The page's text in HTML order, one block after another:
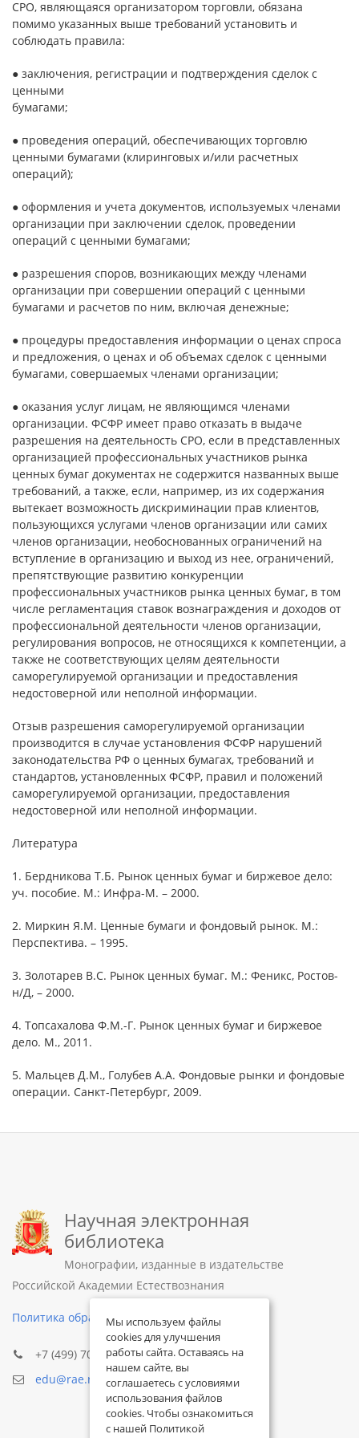
СРО, являющаяся организатором торговли, обязана
помимо указанных выше требований установить и
соблюдать правила:
● заключения, регистрации и подтверждения сделок с
ценными
бумагами;
● проведения операций, обеспечивающих торговлю
ценными бумагами (клиринговых и/или расчетных
операций);
● оформления и учета документов, используемых членами
организации при заключении сделок, проведении
операций с ценными бумагами;
● разрешения споров, возникающих между членами
организации при совершении операций с ценными
бумагами и расчетов по ним, включая денежные;
● процедуры предоставления информации о ценах спроса
и предложения, о ценах и об объемах сделок с ценными
бумагами, совершаемых членами организации;
● оказания услуг лицам, не являющимся членами
организации. ФСФР имеет право отказать в выдаче
разрешения на деятельность СРО, если в представленных
организацией профессиональных участников рынка
ценных бумаг документах не содержится названных выше
требований, а также, если, например, из их содержания
вытекает возможность дискриминации прав клиентов,
пользующихся услугами членов организации или самих
членов организации, необоснованных ограничений на
вступление в организацию и выход из нее, ограничений,
препятствующие развитию конкуренции
профессиональных участников рынка ценных бумаг, в том
числе регламентация ставок вознаграждения и доходов от
профессиональной деятельности членов организации,
регулирования вопросов, не относящихся к компетенции, а
также не соответствующих целям деятельности
саморегулируемой организации и предоставления
недостоверной или неполной информации.
Отзыв разрешения саморегулируемой организации
производится в случае установления ФСФР нарушений
законодательства РФ о ценных бумагах, требований и
стандартов, установленных ФСФР, правил и положений
саморегулируемой организации, предоставления
недостоверной или неполной информации.
Литература
1. Бердникова Т.Б. Рынок ценных бумаг и биржевое дело:
уч. пособие. М.: Инфра-М. – 2000.
2. Миркин Я.М. Ценные бумаги и фондовый рынок. М.:
Перспектива. – 1995.
3. Золотарев В.С. Рынок ценных бумаг. М.: Феникс, Ростов-
н/Д, – 2000.
4. Топсахалова Ф.М.-Г. Рынок ценных бумаг и биржевое
дело. М., 2011.
5. Мальцев Д.М., Голубев А.А. Фондовые рынки и фондовые
операции. Санкт-Петербург, 2009.
Научная электронная
библиотека
Монографии, изданные в издательстве
Российской Академии Естествознания
Политика обработки персональных данных
+7 (499) 705-72-30
edu@rae.ru
Мы используем файлы
cookies для улучшения
работы сайта. Оставаясь на
нашем сайте, вы
соглашаетесь с условиями
использования файлов
cookies. Чтобы ознакомиться
с нашей Политикой